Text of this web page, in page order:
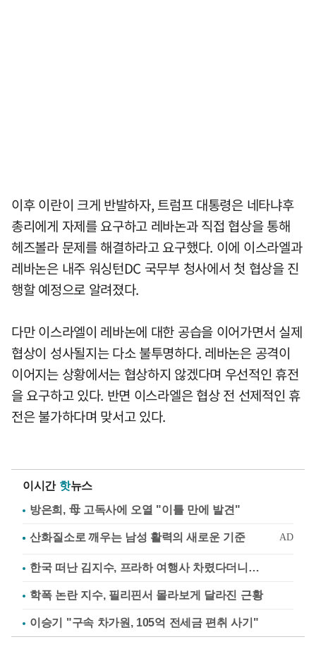
이후 이란이 크게 반발하자, 트럼프 대통령은 네타냐후
총리에게 자제를 요구하고 레바논과 직접 협상을 통해
헤즈볼라 문제를 해결하라고 요구했다. 이에 이스라엘과
레바논은 내주 워싱턴DC 국무부 청사에서 첫 협상을 진
행할 예정으로 알려졌다.
다만 이스라엘이 레바논에 대한 공습을 이어가면서 실제
협상이 성사될지는 다소 불투명하다. 레바논은 공격이
이어지는 상황에서는 협상하지 않겠다며 우선적인 휴전
을 요구하고 있다. 반면 이스라엘은 협상 전 선제적인 휴
전은 불가하다며 맞서고 있다.
이시간 핫뉴스
방은희, 母 고독사에 오열 "이틀 만에 발견"
한국 떠난 김지수, 프라하 여행사 차렸다더니…
학폭 논란 지수, 필리핀서 몰라보게 달라진 근황
이승기 "구속 차가원, 105억 전세금 편취 사기"